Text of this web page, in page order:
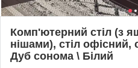
Комп'ютерний стіл (з
нішами), стіл офісний,
Дуб сонома \ Білий